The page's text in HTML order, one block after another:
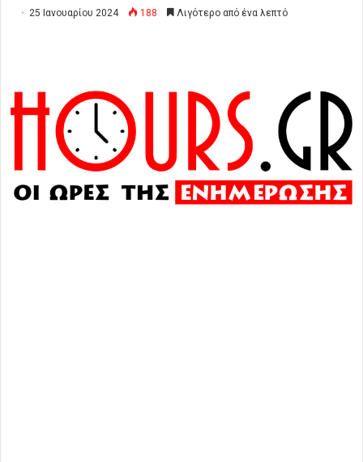
25 Ιανουαρίου 2024 188 Λιγότερο από ένα λεπτό